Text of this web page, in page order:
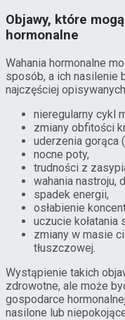
Objawy, które
hormonalne
Wahania hormonalne
sposób, a ich nasilenie
najczęściej
nieregularny cykl
zmiany obfitości
uderzenia gorąca
nocne poty,
trudności z
wahania nastroju,
spadek energii,
osłabienie
uczucie kołatania
zmiany w masie
tłuszczowej.
Wystąpienie takich
zdrowotne, ale może
gospodarce
nasilone lub